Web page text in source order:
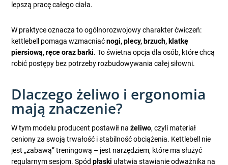
lepszą pracę całego ciała.
W praktyce oznacza to ogólnorozwojowy charakter ćwiczeń:
kettlebell pomaga wzmacniaćnogi, plecy, brzuch, klatkę
piersiową, ręce oraz barki. To świetna opcja dla osób, które chcą
robić postępy bez potrzeby rozbudowywania całej siłowni.
Dlaczego żeliwo i ergonomia
mają znaczenie?
W tym modelu producent postawił nażeliwo, czyli materiał
ceniony za swoją trwałość i stabilność obciążenia. Kettlebell nie
jest „zabawą” treningową – jest narzędziem, które ma służyć
regularnym sesjom. Spódpłaski ułatwia stawianie odważnika na